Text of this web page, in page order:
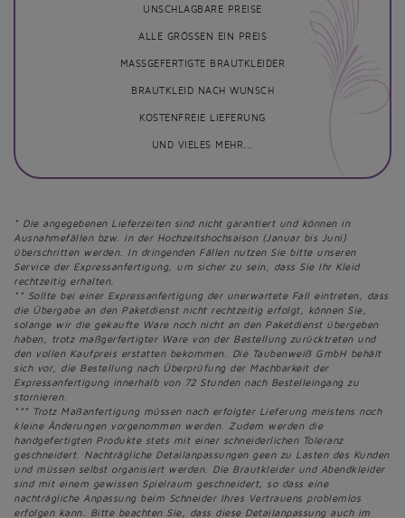
UNSCHLAGBARE PREISE
ALLE GRÖSSEN EIN PREIS
MASSGEFERTIGTE BRAUTKLEIDER
BRAUTKLEID NACH WUNSCH
KOSTENFREIE LIEFERUNG
UND VIELES MEHR...
* Die angegebenen Lieferzeiten sind nicht garantiert und können in
Ausnahmefällen bzw. in der Hochzeitshochsaison (Januar bis Juni)
überschritten werden. In dringenden Fällen nutzen Sie bitte unseren
Service der Expressanfertigung, um sicher zu sein, dass Sie Ihr Kleid
rechtzeitig erhalten.
** Sollte bei einer Expressanfertigung der unerwartete Fall eintreten, dass
die Übergabe an den Paketdienst nicht rechtzeitig erfolgt, können Sie,
solange wir die gekaufte Ware noch nicht an den Paketdienst übergeben
haben, trotz maßgerfertigter Ware von der Bestellung zurücktreten und
den vollen Kaufpreis erstatten bekommen. Die Taubenweiß GmbH behält
sich vor, die Bestellung nach Überprüfung der Machbarkeit der
Expressanfertigung innerhalb von 72 Stunden nach Bestelleingang zu
stornieren.
*** Trotz Maßanfertigung müssen nach erfolgter Lieferung meistens noch
kleine Änderungen vorgenommen werden. Zudem werden die
handgefertigten Produkte stets mit einer schneiderlichen Toleranz
geschneidert. Nachträgliche Detailanpassungen geen zu Lasten des Kunden
und müssen selbst organisiert werden. Die Brautkleider und Abendkleider
sind mit einem gewissen Spielraum geschneidert, so dass eine
nachträgliche Anpassung beim Schneider Ihres Vertrauens problemlos
erfolgen kann. Bitte beachten Sie, dass diese Detailanpassung auch im